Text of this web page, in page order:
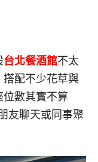
台北餐酒館不太
配不少花草與
數其實不算
友聊天或同事聚